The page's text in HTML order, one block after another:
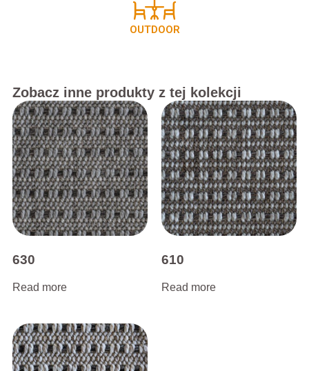
OUTDOOR
Zobacz inne produkty z tej kolekcji
630
Read more
610
Read more